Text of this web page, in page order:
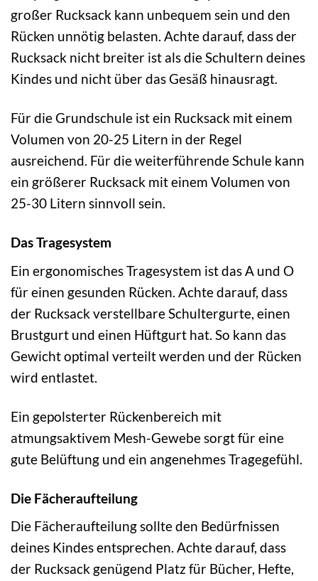
großer Rucksack kann unbequem sein und den
Rücken unnötig belasten. Achte darauf, dass der
Rucksack nicht breiter ist als die Schultern deines
Kindes und nicht über das Gesäß hinausragt.
Für die Grundschule ist ein Rucksack mit einem
Volumen von 20-25 Litern in der Regel
ausreichend. Für die weiterführende Schule kann
ein größerer Rucksack mit einem Volumen von
25-30 Litern sinnvoll sein.
Das Tragesystem
Ein ergonomisches Tragesystem ist das A und O
für einen gesunden Rücken. Achte darauf, dass
der Rucksack verstellbare Schultergurte, einen
Brustgurt und einen Hüftgurt hat. So kann das
Gewicht optimal verteilt werden und der Rücken
wird entlastet.
Ein gepolsterter Rückenbereich mit
atmungsaktivem Mesh-Gewebe sorgt für eine
gute Belüftung und ein angenehmes Tragegefühl.
Die Fächeraufteilung
Die Fächeraufteilung sollte den Bedürfnissen
deines Kindes entsprechen. Achte darauf, dass
der Rucksack genügend Platz für Bücher, Hefte,